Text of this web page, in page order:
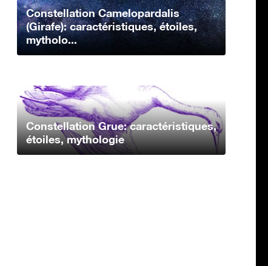
Constellation Camelopardalis
(Girafe): caractéristiques, étoiles,
mytholo...
Constellation Grue: caractéristiques,
étoiles, mythologie